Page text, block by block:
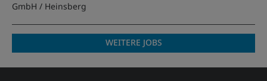
GmbH / Heinsberg
WEITERE JOBS